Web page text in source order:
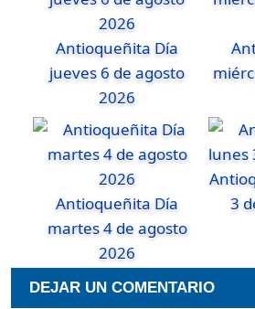
Antioqueñita Día
jueves 6 de agosto
2026
Antioqueñita Día
martes 4 de agosto
2026
3
DEJAR UN COMENTARIO